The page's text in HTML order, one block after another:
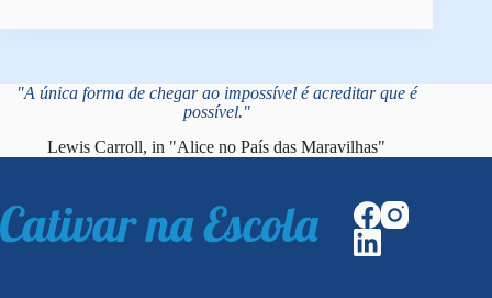
"A única forma de chegar ao impossível é acreditar que é
possível."
Lewis Carroll, in "Alice no País das Maravilhas"